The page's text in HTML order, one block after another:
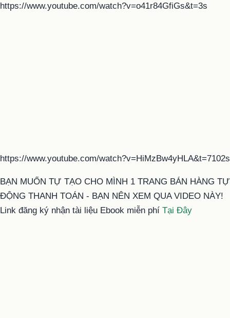
https://www.youtube.com/watch?v=o41r84GfiGs&t=3s
https://www.youtube.com/watch?v=HiMzBw4yHLA&t=7102s
BẠN MUỐN TỰ TẠO CHO MÌNH 1 TRANG BÁN HÀNG TỰ
ĐỘNG THANH TOÁN - BẠN NÊN XEM QUA VIDEO NÀY!
Link đăng ký nhận tài liệu Ebook miễn phí Tại Đây